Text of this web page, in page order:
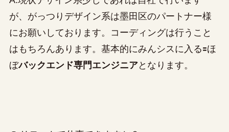
が、がっつりデザイン系は墨田区のパートナー様
にお願いしております。コーディングは行うこと
はもちろんあります。基本的にみんシスに入る🟰ほ
ぼバックエンド専門エンジニアとなります。